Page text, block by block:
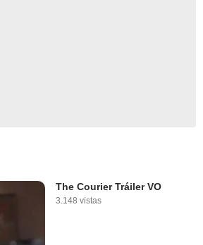
The Courier Tráiler VO
3.148 vistas